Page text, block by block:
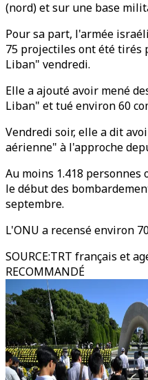
(nord) et sur une base
Pour sa part, l'armée
75 projectiles ont été tirés
Liban" vendredi.
Elle a ajouté avoir mené
Liban" et tué environ 60
Vendredi soir, elle a dit
aérienne" à l'approche
Au moins 1.418
le début des
septembre.
L'ONU a recensé environ
SOURCE:TRT français et
RECOMMANDÉ